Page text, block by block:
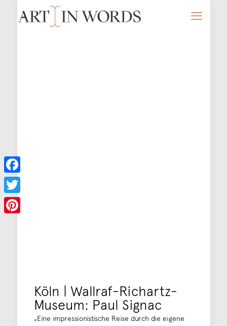
Köln | Wallraf-Richartz-
Museum: Paul Signac
„Eine impressionistische Reise durch die eigene
Facebook
Twitter